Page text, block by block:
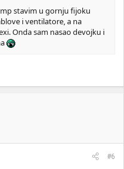
stavim u gornju fijoku
i ventilatore, a na
Onda sam nasao devojku i
#6